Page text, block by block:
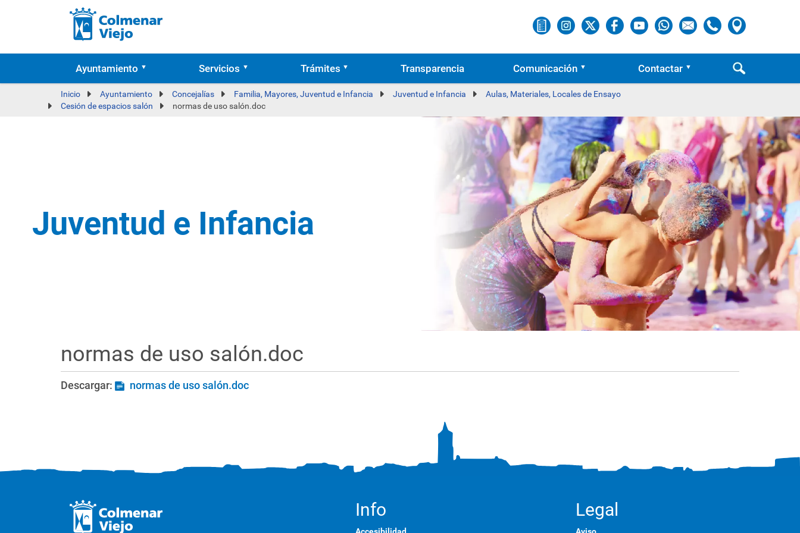
Ayuntamiento Servicios Trámites Transparencia Comunicación Contactar
Inicio Ayuntamiento Concejalías Familia, Mayores, Juventud e Infancia Juventud e Infancia
Aulas, Materiales, Locales de Ensayo
Cesión de espacios salón
normas de uso salón.doc
Juventud e Infancia
normas de uso salón.doc
Descargar: normas de uso salón.doc
Info Legal